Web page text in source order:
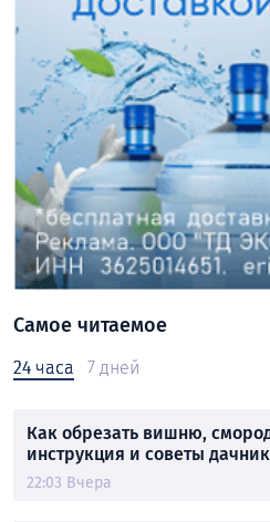
Самое читаемое
24 часа 7 дней
Как обрезать вишню,
инструкция и советы
22:03 Вчера